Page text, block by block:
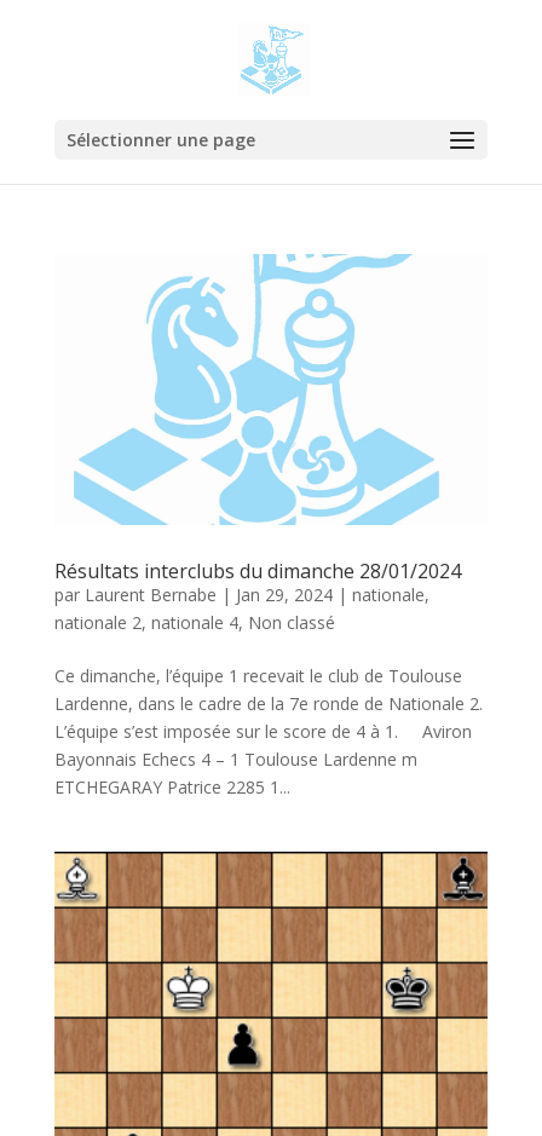
Sélectionner une page
Résultats interclubs du dimanche 28/01/2024
par Laurent Bernabe | Jan 29, 2024| nationale,
nationale 2, nationale 4, Non classé
Ce dimanche, l’équipe 1 recevait le club de Toulouse
Lardenne, dans le cadre de la 7e ronde de Nationale 2.
L’équipe s’est imposée sur le score de 4 à 1. Aviron
Bayonnais Echecs 4 – 1 Toulouse Lardenne m
ETCHEGARAY Patrice 2285 1...